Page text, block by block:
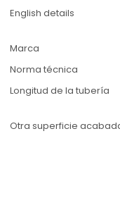
English details
Marca
Norma técnica
Longitud de la tubería
Otra superficie